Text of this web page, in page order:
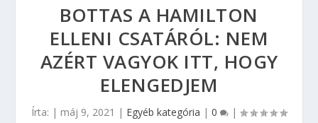
BOTTAS A HAMILTON
ELLENI CSATÁRÓL: NEM
AZÉRT VAGYOK ITT, HOGY
ELENGEDJEM
Írta: | máj 9, 2021 | Egyéb kategória | 0 |